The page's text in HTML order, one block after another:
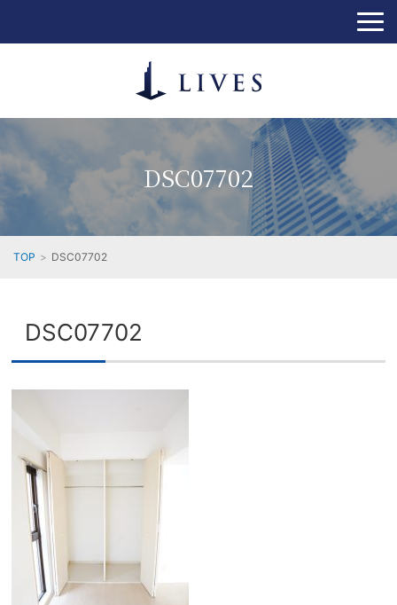
DSC07702
TOP DSC07702
DSC07702